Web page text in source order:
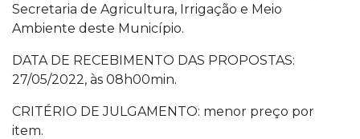
Secretaria de Agricultura, Irrigação e Meio
Ambiente deste Município.
DATA DE RECEBIMENTO DAS PROPOSTAS:
27/05/2022, às 08h00min.
CRITÉRIO DE JULGAMENTO: menor preço por
item.